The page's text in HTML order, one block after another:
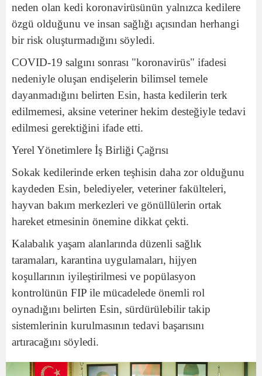
neden olan kedi koronavirüsünün yalnızca kedilere
özgü olduğunu ve insan sağlığı açısından herhangi
bir risk oluşturmadığını söyledi.
COVID-19 salgını sonrası "koronavirüs" ifadesi
nedeniyle oluşan endişelerin bilimsel temele
dayanmadığını belirten Esin, hasta kedilerin terk
edilmemesi, aksine veteriner hekim desteğiyle tedavi
edilmesi gerektiğini ifade etti.
Yerel Yönetimlere İş Birliği Çağrısı
Sokak kedilerinde erken teşhisin daha zor olduğunu
kaydeden Esin, belediyeler, veteriner fakülteleri,
hayvan bakım merkezleri ve gönüllülerin ortak
hareket etmesinin önemine dikkat çekti.
Kalabalık yaşam alanlarında düzenli sağlık
taramaları, karantina uygulamaları, hijyen
koşullarının iyileştirilmesi ve popülasyon
kontrolünün FIP ile mücadelede önemli rol
oynadığını belirten Esin, sürdürülebilir takip
sistemlerinin kurulmasının tedavi başarısını
artıracağını söyledi.